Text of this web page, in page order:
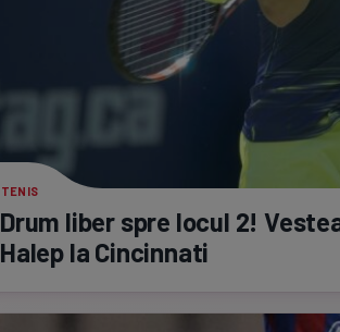
TENIS
Drum liber spre locul 2!
Halep la Cincinnati